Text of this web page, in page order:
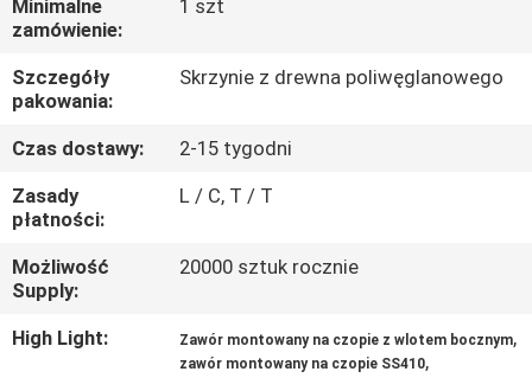
FABRYCE
KONTROLA
JAKOŚCI
SKONTAKTUJ
SIĘ
NAMI
Minimalne
zamówienie:
1 szt
Szczegóły
pakowania:
Skrzynie z drewna poliwęglanowego
Czas dostawy:
2-15 tygodni
Zasady
płatności:
L / C, T / T
Możliwość
Supply:
20000 sztuk rocznie
High Light: Zawór montowany na czopie z wlotem bocznym,
zawór montowany na czopie SS410,